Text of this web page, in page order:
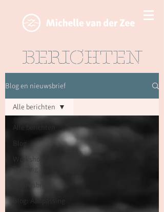
BERICHTEN
Blog en nieuwsbrief
Alle berichten
Blog
Workshop/
Training
Nieuwsbrief
Blog: Aanpassing
Alle berichten